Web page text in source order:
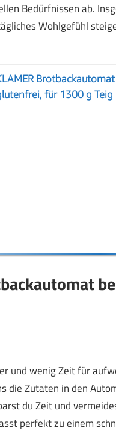
Bedürfnissen ab.
Wohlgefühl
für 1300 g Teig
und wenig Zeit für
die Zutaten in den
du Zeit und
perfekt zu einem